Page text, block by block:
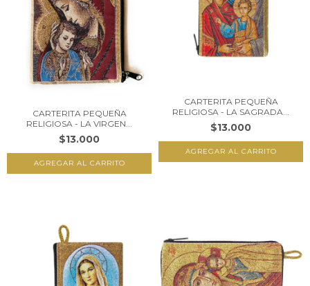
CARTERITA PEQUEÑA
RELIGIOSA - LA VIRGEN...
$13.000
CARTERITA PEQUEÑA
RELIGIOSA - LA SAGRADA...
$13.000